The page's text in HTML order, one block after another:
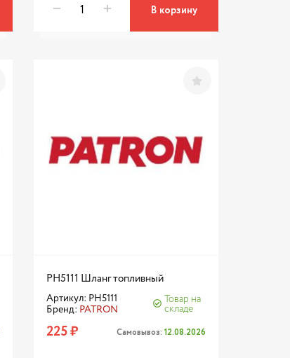
В корзину
PH5111 Шланг топливный
Артикул: PH5111
Бренд: PATRON
Товар на
складе
225 ₽ Самовывоз: 12.08.2026